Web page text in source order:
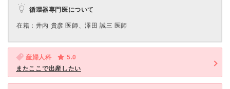
循環器専門医について
在籍：井内 貴彦 医師、澤田 誠三 医師
産婦人科
5.0
またここで出産したい